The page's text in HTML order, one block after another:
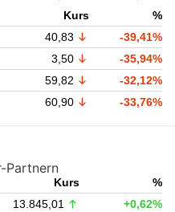
Kurs
%
40,83
-39,41%
3,50
-35,94%
59,82
-32,12%
60,90 -33,76%
Kurs
%
13.845,01
+0,62%
Partnern